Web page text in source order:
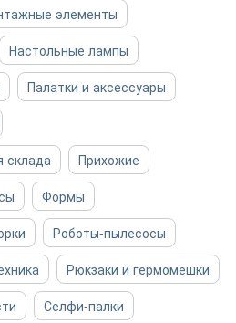
элементы
Настольные лампы
Палатки и аксессуары
склада
Прихожие
Формы
Роботы-пылесосы
Рюкзаки и гермомешки
Селфи-палки